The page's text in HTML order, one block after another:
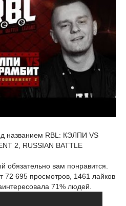
названием RBL: КЭЛПИ VS
2, RUSSIAN BATTLE
обязательно вам понравится.
72 695 просмотров, 1461 лайков
71% людей.